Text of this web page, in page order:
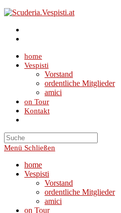
Zum
springen
home
Vespisti
Vorstand
ordentliche Mitglieder
amici
on Tour
Kontakt
search
Menü Schließen
home
Vespisti
Vorstand
ordentliche Mitglieder
amici
on Tour